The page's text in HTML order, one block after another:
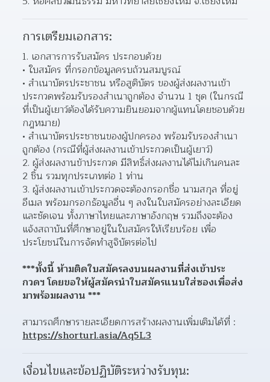
การเตรียมเอกสาร:
1. เอกสารการรับสมัคร ประกอบด้วย
ใบสมัคร ที่กรอกข้อมูลครบถ้วนสมบูรณ์
สำเนาบัตรประชาชน หรือสูติบัตร ของผู้ส่งผลงานเข้า
ประกวดพร้อมรับรองสำเนาถูกต้อง จำนวน 1 ชุด (ในกรณี
ที่เป็นผู้เยาว์ต้องได้รับความยินยอมจากผู้แทนโดยชอบด้วย
กฎหมาย)
สำเนาบัตรประชาชนของผู้ปกครอง พร้อมรับรองสำเนา
ถูกต้อง (กรณีที่ผู้ส่งผลงานเข้าประกวดเป็นผู้เยาว์)
2. ผู้ส่งผลงานข้าประกวด มีสิทธิ์ส่งผลงานได้ไม่เกินคนละ
2 ชิ้น รวมทุกประเภทต่อ 1 ท่าน
3. ผู้ส่งผลงานเข้าประกวดจะต้องกรอกชื่อ นามสกุล ที่อยู่
อีเมล พร้อมกรอกธัอมูลอื่น ๆ ลงในใบสมัครอย่างละเอียด
และชัดเจน ทั้งภาษาไทยและภาษาอังกฤษ รวมถึงจะต้อง
แจ้งสถาบันที่ศึกษาอยู่ในใบสมัครให้เรียบร้อย เพื่อ
ประโยชน์ในการจัดทำสูจิบัตรต่อไป
***ทั้งนี้ ห้ามติดใบสมัครลงบนผลงานที่ส่งเข้าประ
กวดฯ โดยขอให้ผู้สมัครนำใบสมัครแนบใส่ซองเพื่อส่ง
มาพร้อมผลงาน ***
https://shorturl.asia/Aq5L3
เงื่อนไขและข้อปฏิบัติระหว่างรับทุน: